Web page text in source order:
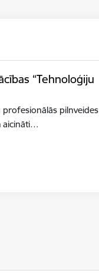
“Tehnoloģiju
pilnveides
aicināti…